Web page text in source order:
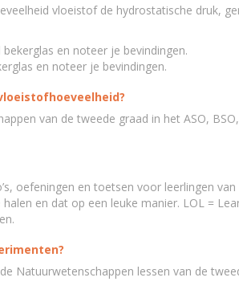
vloeistof de hydrostatische druk,
en noteer je bevindingen.
en noteer je bevindingen.
van de tweede graad in het ASO,
oefeningen en toetsen voor leerlingen
en dat op een leuke manier. LOL =
Natuurwetenschappen lessen van de